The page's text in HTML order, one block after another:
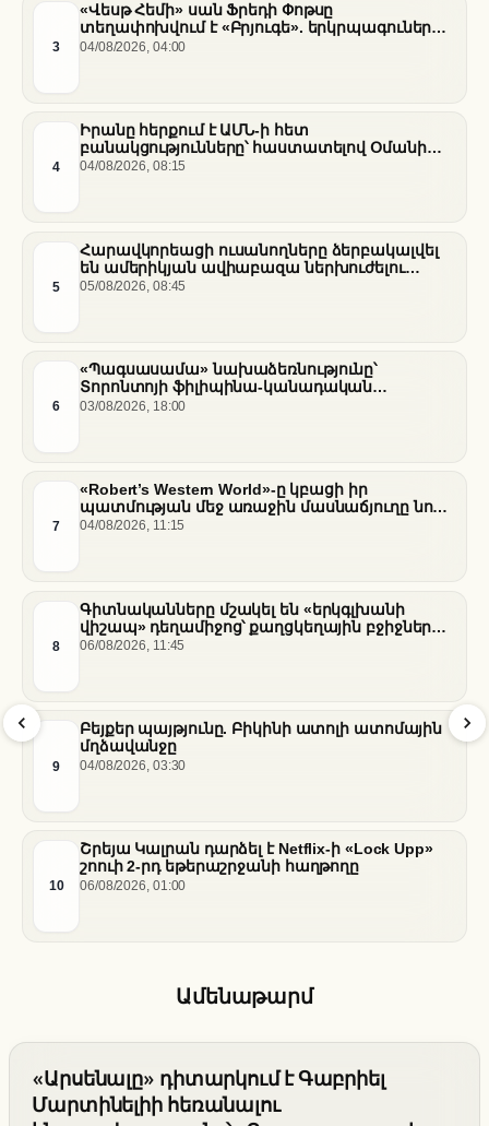
3
«Վեսթ Հեմի» սան Ֆրեդի Փոթսը
տեղափոխվում է «Բրյուգե». երկրպագուների
դժգոհությունը և ակումբի ռազմավարությունը
04/08/2026, 04:00
4
Իրանը հերքում է ԱՄՆ-ի հետ
բանակցությունները՝ հաստատելով Օմանի
միջնորդությամբ քննարկումները Հորմուզի
04/08/2026, 08:15
5
Հարավկորեացի ուսանողները ձերբակալվել
են ամերիկյան ավիաբազա ներխուժելու
համար
05/08/2026, 08:45
6
«Պագսասամա» նախաձեռնությունը՝
Տորոնտոյի ֆիլիպինա-կանադական
արվեստագետների համար
03/08/2026, 18:00
7
«Robert’s Western World»-ը կբացի իր
պատմության մեջ առաջին մասնաճյուղը նոր
«Nissan Stadium» մարզադաշտում
04/08/2026, 11:15
8
Գիտնականները մշակել են «երկգլխանի
վիշապ» դեղամիջոց՝ քաղցկեղային բջիջները
սովամահ անելու համար
06/08/2026, 11:45
9
Բեյքեր պայթյունը. Բիկինի ատոլի ատոմային
մղձավանջը
04/08/2026, 03:30
10
Շրեյա Կալրան դարձել է Netflix-ի «Lock Upp»
շոուի 2-րդ եթերաշրջանի հաղթողը
06/08/2026, 01:00
Ամենաթարմ
«Արսենալը» դիտարկում է Գաբրիել
Մարտինելիի հեռանալու